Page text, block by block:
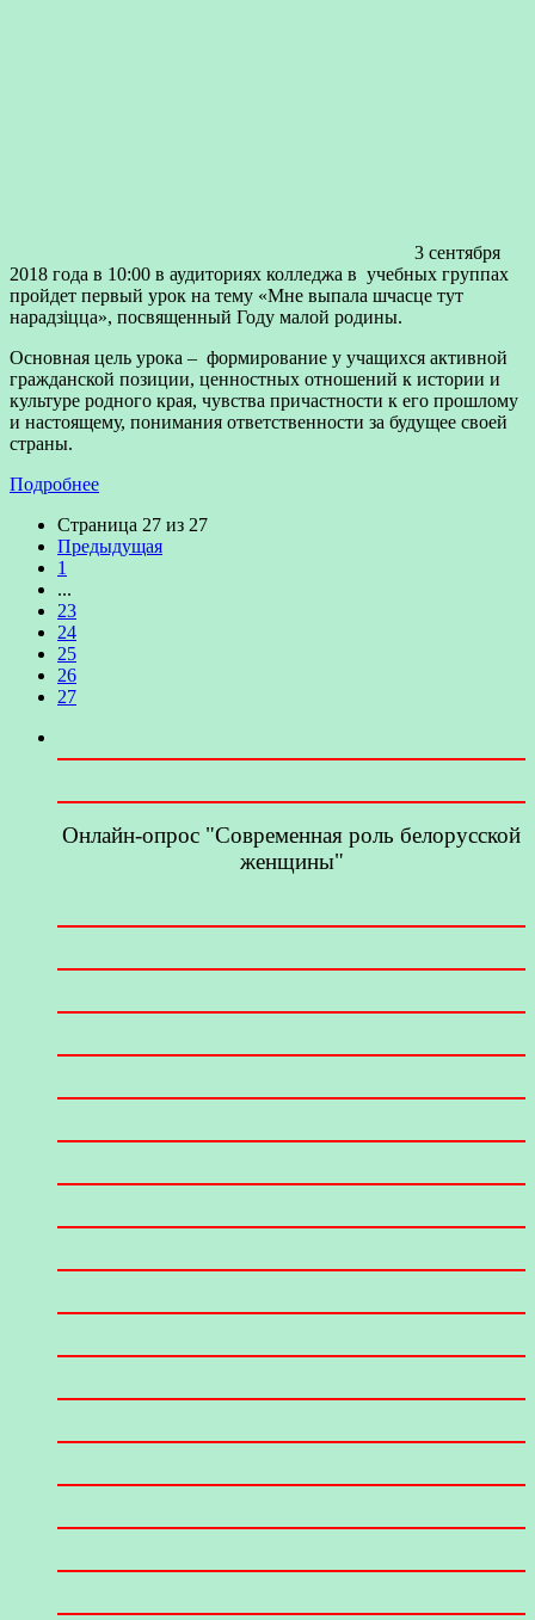
3 сентября
2018 года в 10:00 в аудиториях колледжа в учебных группах
пройдет первый урок на тему «Мне выпала шчасце тут
нарадзіцца», посвященный Году малой родины.
Основная цель урока – формирование у учащихся активной
гражданской позиции, ценностных отношений к истории и
культуре родного края, чувства причастности к его прошлому
и настоящему, понимания ответственности за будущее своей
страны.
Подробнее
Страница 27 из 27
Предыдущая
1
...
23
24
25
26
27
Онлайн-опрос "Современная роль белорусской
женщины"